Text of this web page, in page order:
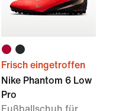
Frisch eingetroffen
Nike Phantom 6 Low
Pro
Fußballschuh für